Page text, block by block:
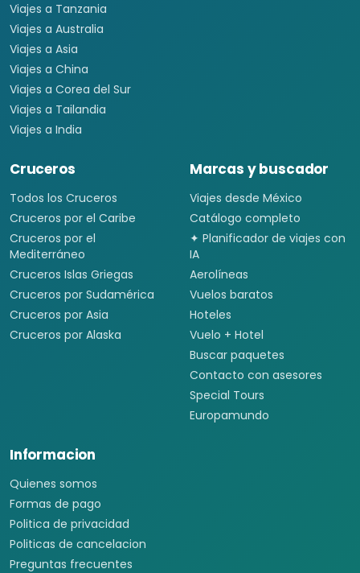
Viajes a Tanzania
Viajes a Australia
Viajes a Asia
Viajes a China
Viajes a Corea del Sur
Viajes a Tailandia
Viajes a India
Cruceros
Todos los Cruceros
Cruceros por el Caribe
Cruceros por el
Mediterráneo
Cruceros Islas Griegas
Cruceros por Sudamérica
Cruceros por Asia
Cruceros por Alaska
Marcas y buscador
Viajes desde México
Catálogo completo
✦ Planificador de viajes con
IA
Aerolíneas
Vuelos baratos
Hoteles
Vuelo + Hotel
Buscar paquetes
Contacto con asesores
Special Tours
Europamundo
Informacion
Quienes somos
Formas de pago
Politica de privacidad
Politicas de cancelacion
Preguntas frecuentes